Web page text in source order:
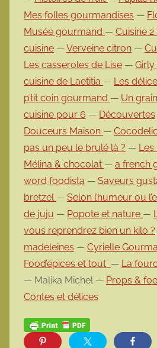
Mes folles gourmandises —
Musée gourmand — Cuisine
cuisine —Verveine citron —
Les casseroles de Lise —
cuisine de Laetitia — Les
p’tit coin gourmand — Un
cuisine pour 6 — Découvertes
Douceurs Maison —
pas un peu le brulé là ? — Les
Mélina & chocolat — a french
word foodista — Saveurs
bretzel — Selon l’humeur ou
de juju — Popote et nature —
vous reprendrez bien un kilo ?
madeleines — Cyrielle
Food’épices et tout — La
— Malika Michel — Props &
Contes et délices